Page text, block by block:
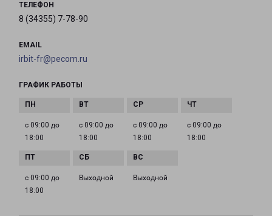
ТЕЛЕФОН
8 (34355) 7-78-90
EMAIL
irbit-fr@pecom.ru
ГРАФИК РАБОТЫ
с 09:00 до
18:00
с 09:00 до
18:00
с 09:00 до
18:00
с 09:00 до
18:00
с 09:00 до
18:00
Выходной Выходной